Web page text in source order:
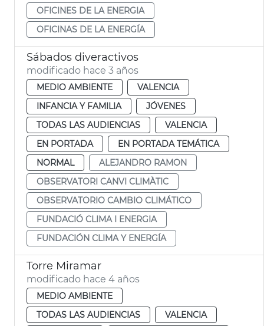
OFICINES DE LA ENERGIA
OFICINAS DE LA ENERGÍA
Sábados diveractivos
modificado hace 3 años
MEDIO AMBIENTE
VALENCIA
INFANCIA Y FAMILIA
JÓVENES
TODAS LAS AUDIENCIAS
VALENCIA
EN PORTADA
EN PORTADA TEMÁTICA
NORMAL
ALEJANDRO RAMON
OBSERVATORI CANVI CLIMÀTIC
OBSERVATORIO CAMBIO CLIMÁTICO
FUNDACIÓ CLIMA I ENERGIA
FUNDACIÓN CLIMA Y ENERGÍA
Torre Miramar
modificado hace 4 años
MEDIO AMBIENTE
TODAS LAS AUDIENCIAS
VALENCIA